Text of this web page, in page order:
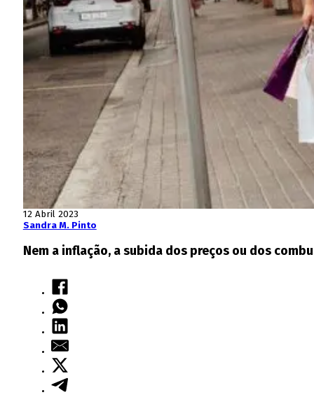
12 Abril 2023
Sandra M. Pinto
Nem a inflação, a subida dos preços ou dos